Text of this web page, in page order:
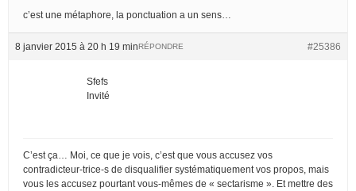
c’est une métaphore, la ponctuation a un sens…
8 janvier 2015 à 20 h 19 min #25386
RÉPONDRE
Sfefs
Invité
C’est ça… Moi, ce que je vois, c’est que vous accusez vos
contradicteur-trice-s de disqualifier systématiquement vos propos, mais
vous les accusez pourtant vous-mêmes de « sectarisme ». Et mettre des